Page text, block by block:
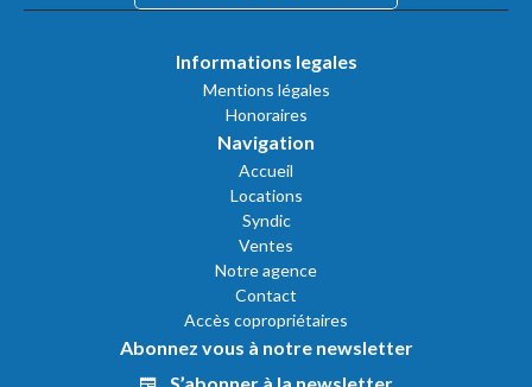
Informations legales
Mentions légales
Honoraires
Navigation
Accueil
Locations
Syndic
Ventes
Notre agence
Contact
Accès copropriétaires
Abonnez vous à notre newsletter
S’abonner à la newsletter